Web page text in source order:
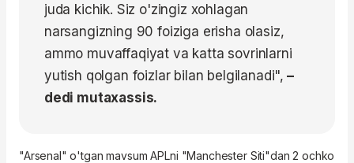
juda kichik. Siz o'zingiz xohlagan
narsangizning 90 foiziga erisha olasiz,
ammo muvaffaqiyat va katta sovrinlarni
yutish qolgan foizlar bilan belgilanadi", –
dedi mutaxassis.
"Arsenal" o'tgan mavsum APLni "Manchester Siti"dan 2 ochko